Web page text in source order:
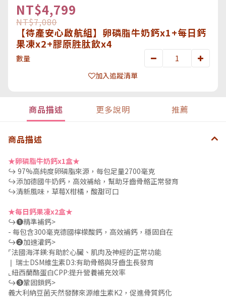
NT$4,799
NT$7,080
【待產安心啟航組】卵磷脂牛奶鈣x1+每日鈣
果凍x2+膠原胜肽飲x4
數量
加入追蹤清單
商品描述 更多說明 推薦
商品描述
★卵磷脂牛奶鈣x1盒★
↪︎ 97%高純度卵磷脂來源，每包足量2700毫克
↪︎添加德國牛奶鈣，高效補給，幫助牙齒骨骼正常發育
↪︎清新風味，草莓X柑橘，酸甜可口
★每日鈣果凍x2盒★
↪︎➊精準補鈣>
- 每包含300毫克德國檸檬酸鈣，高效補鈣，穩固自在
↪︎➋加速灌鈣>
⌜法國海洋鎂:有助於心臟、肌肉及神經的正常功能
❘ 瑞士DSM維生素D3:有助骨骼與牙齒生長發育
⌞紐西蘭酪蛋白CPP:提升營養補充效率
↪︎➌鞏固鎖鈣>
義大利納豆菌天然發酵來源維生素K2，促進骨質鈣化